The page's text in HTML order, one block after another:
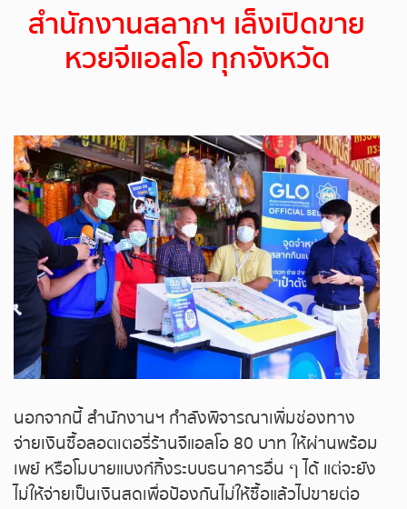
ถ่ายทอดสดหวยฮานอยพิเศษ
ถ่ายทอดสดหวยมาเลย์
ถ่ายทอดสดหวยไต้หวัน
ถ่ายทอดสดหวยกัมพูชา
หวยหุ้นสด
หวยหุ้นไทย เย็น
หวยหุ้นเกาหลี
หวยหุ้นนิเคอิ เช้า
หวยหุ้นนิเคอิ บ่าย
สำนักงานสลากฯ เล็งเปิดขาย
หวยจีแอลโอ ทุกจังหวัด
นอกจากนี้ สำนักงานฯ กำลังพิจารณาเพิ่มช่องทาง
จ่ายเงินซื้อลอตเตอรี่ร้านจีแอลโอ 80 บาท ให้ผ่านพร้อม
เพย์ หรือโมบายแบงก์กิ้งระบบธนาคารอื่น ๆ ได้ แต่จะยัง
ไม่ให้จ่ายเป็นเงินสดเพื่อป้องกันไม่ให้ซื้อแล้วไปขายต่อ